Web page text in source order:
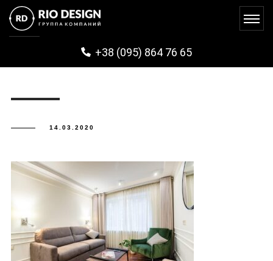
+38 (095) 864 76 65
REMONT_PECEHRSK (11)
14.03.2020